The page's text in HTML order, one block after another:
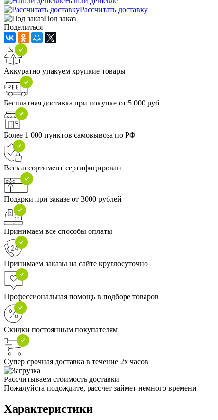
Рассчитать доставку
Под заказ
Поделиться
Аккуратно упакуем хрупкие товары
Бесплатная доставка при покупке от 5 000 руб
Более 1 000 пунктов самовывоза по РФ
Весь ассортимент сертифицирован
Подарки при заказе от 3000 рублей
Принимаем все способы оплаты
Принимаем заказы на сайте круглосуточно
Профессиональная помощь в подборе товаров
Скидки постоянным покупателям
Супер срочная доставка в течение 2х часов
Рассчитываем стоимость доставки
Пожалуйста подождите, рассчет займет немного времени
Характеристики